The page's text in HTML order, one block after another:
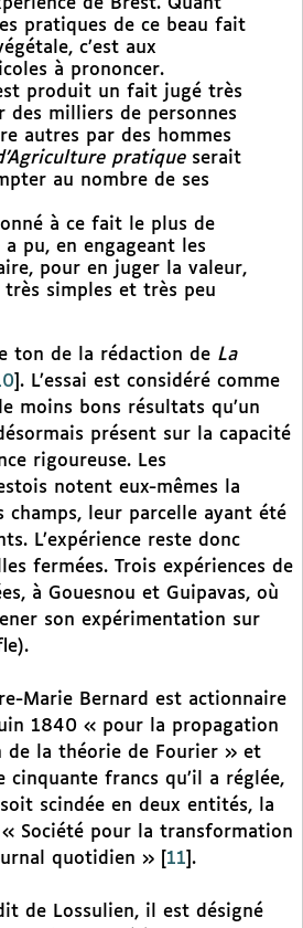
de Brest. Quant
pratiques de ce beau fait
c’est aux
à prononcer.
produit un fait jugé très
des milliers de personnes
autres par des hommes
pratiqueserait
au nombre de ses
à ce fait le plus de
a pu, en engageant les
pour en juger la valeur,
très simples et très peu
ton de la rédaction de La
. L’essai est considéré comme
moins bons résultats qu’un
présent sur la capacité
rigoureuse. Les
notent eux-mêmes la
leur parcelle ayant été
L’expérience reste donc
fermées. Trois expériences de
à Gouesnou et Guipavas, où
son expérimentation sur
Marie Bernard est actionnaire
1840 « pour la propagation
de la théorie de Fourier » et
francs qu’il a réglée,
scindée en deux entités, la
« Société pour la transformation
quotidien » 11 .
de Lossulien, il est désigné